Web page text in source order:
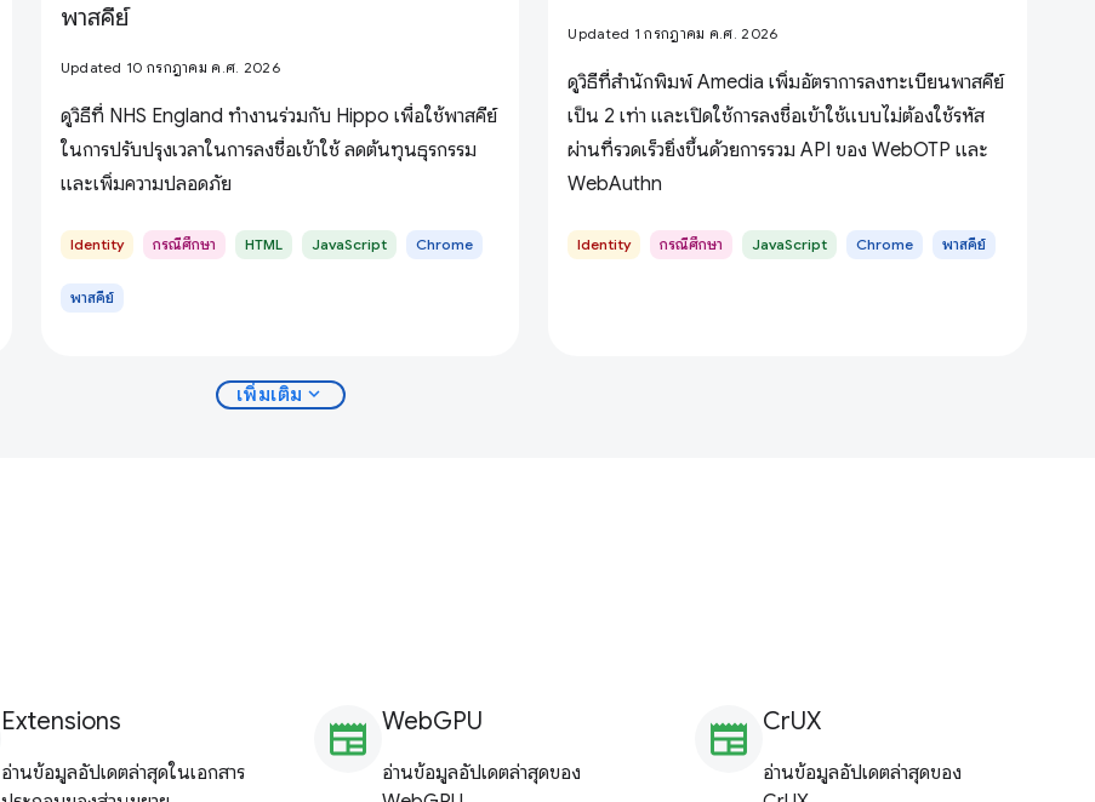
พาสคีย์
Updated 10 กรกฎาคม ค.ศ. 2026
ดูวิธีที่ NHS England ทำงานร่วมกับ Hippo เพื่อใช้พาสคีย์
ในการปรับปรุงเวลาในการลงชื่อเข้าใช้ ลดต้นทุนธุรกรรม
และเพิ่มความปลอดภัย
Identity กรณีศึกษา HTML JavaScript Chrome
พาสคีย์
Updated 1 กรกฎาคม ค.ศ. 2026
ดูวิธีที่สำนักพิมพ์ Amedia เพิ่มอัตราการลงทะเบียนพาสคีย์
เป็น 2 เท่า และเปิดใช้การลงชื่อเข้าใช้แบบไม่ต้องใช้รหัส
ผ่านที่รวดเร็วยิ่งขึ้นด้วยการรวม API ของ WebOTP และ
WebAuthn
Identity กรณีศึกษา JavaScript Chrome พาสคีย์
เพิ่มเติม expand_more
Extensions
อ่านข้อมูลอัปเดตล่าสุดในเอกสาร
newspaper WebGPU
อ่านข้อมูลอัปเดตล่าสุดของ
newspaper CrUX
อ่านข้อมูลอัปเดตล่าสุดของ